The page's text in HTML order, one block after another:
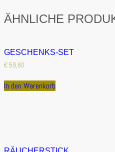
ÄHNLICHE
GESCHENKS-SET
€59,80
In den Warenkorb